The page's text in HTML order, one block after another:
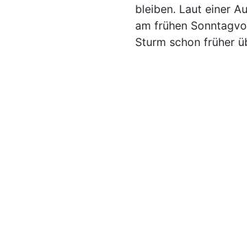
bleiben. Laut einer
am frühen
Sturm schon früher